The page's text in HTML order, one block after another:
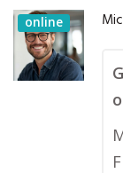
online